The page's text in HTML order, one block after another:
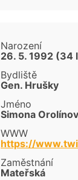
Narození
26. 5. 1992 (34
Bydliště
Gen. Hrušky
Jméno
Simona
WWW
https://
Zaměstnání
Mateřská